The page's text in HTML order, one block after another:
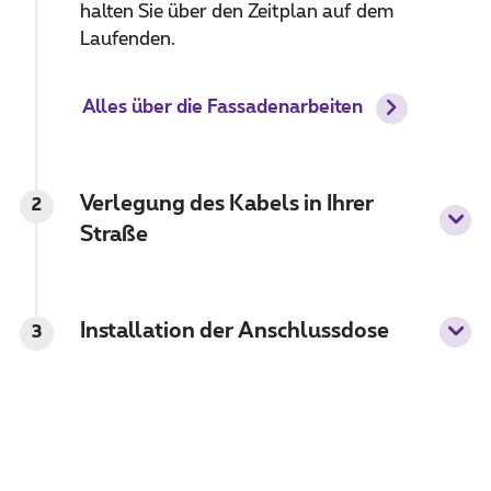
halten Sie über den Zeitplan auf dem
Laufenden.
Alles über die Fassadenarbeiten
2
Verlegung des Kabels in Ihrer
Straße
3 Installation der Anschlussdose